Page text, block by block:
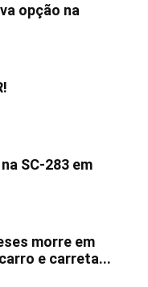
opção na
SC-283 em
morre em
e carreta...